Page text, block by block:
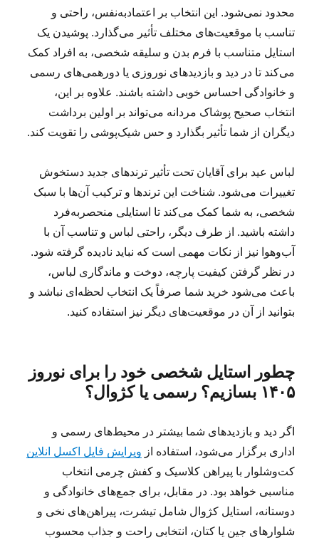
محدود نمی‌شود. این انتخاب بر اعتمادبه‌نفس، راحتی و
تناسب با موقعیت‌های مختلف تأثیر می‌گذارد. پوشیدن یک
استایل متناسب با فرم بدن و سلیقه شخصی، به افراد کمک
می‌کند تا در دید و بازدیدهای نوروزی یا دورهمی‌های رسمی
و خانوادگی احساس خوبی داشته باشند. علاوه بر این،
انتخاب صحیح پوشاک مردانه می‌تواند بر اولین برداشت
دیگران از شما تأثیر بگذارد و حس شیک‌پوشی را تقویت کند.
لباس عید برای آقایان تحت تأثیر ترندهای جدید دستخوش
تغییرات می‌شود. شناخت این ترندها و ترکیب آن‌ها با سبک
شخصی، به شما کمک می‌کند تا استایلی منحصر‌به‌فرد
داشته باشید. از طرف دیگر، راحتی لباس و تناسب آن با
آب‌وهوا نیز از نکات مهمی است که نباید نادیده گرفته شود.
در نظر گرفتن کیفیت پارچه، دوخت و ماندگاری لباس،
باعث می‌شود خرید شما صرفاً یک انتخاب لحظه‌ای نباشد و
بتوانید از آن در موقعیت‌های دیگر نیز استفاده کنید.
چطور استایل شخصی خود را برای نوروز
۱۴۰۵ بسازیم؟ رسمی یا کژوال؟
اگر دید و بازدیدهای شما بیشتر در محیط‌های رسمی و
اداری برگزار می‌شود، استفاده از ویرایش فایل اکسل انلاین
کت‌وشلوار با پیراهن کلاسیک و کفش چرمی انتخاب
مناسبی خواهد بود. در مقابل، برای جمع‌های خانوادگی و
دوستانه، استایل کژوال شامل تیشرت، پیراهن‌های نخی و
شلوارهای جین یا کتان، انتخابی راحت و جذاب محسوب